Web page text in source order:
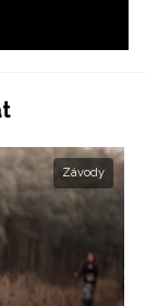
Závody